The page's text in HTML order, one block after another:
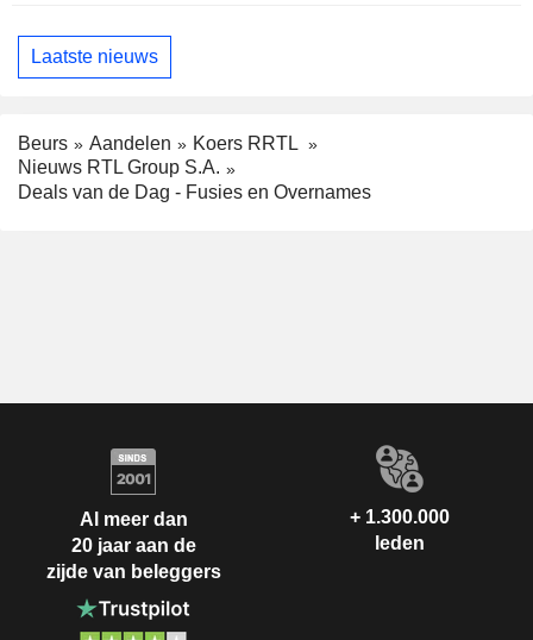
Laatste nieuws
Beurs Aandelen
Koers RRTL
Nieuws RTL Group S.A.
Deals van de Dag - Fusies en Overnames
Al meer dan
20 jaar aan de
zijde van beleggers
+ 1.300.000
leden